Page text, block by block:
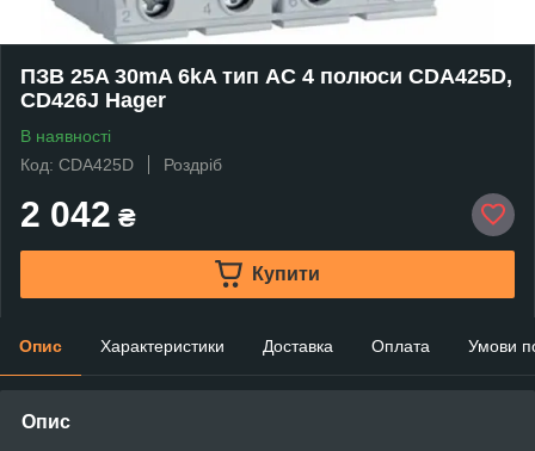
ПЗВ 25A 30mA 6kA тип AC 4 полюси CDA425D,
CD426J Hager
В наявності
Код: CDA425D
Роздріб
2 042 ₴
Купити
Опис Характеристики Доставка Оплата Умови
Опис